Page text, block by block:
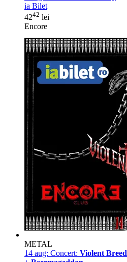
ia Bilet
4242 lei
Encore
METAL
14 aug: Concert: Violent Breed